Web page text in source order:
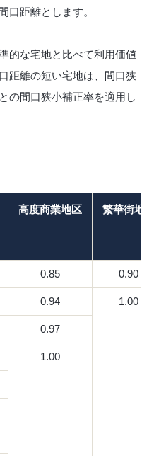
口距離とします。
的な宅地と比べて利用価値
距離の短い宅地は、間口狭
の間口狭小補正率を適用し
高度商業地区 繁華街地
0.85 0.90
0.94 1.00
0.97
1.00